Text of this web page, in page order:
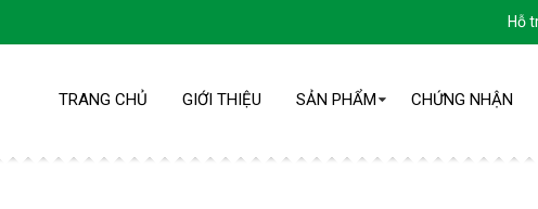
Hỗ
TRANG CHỦ GIỚI THIỆU SẢN PHẨM CHỨNG NHẬN